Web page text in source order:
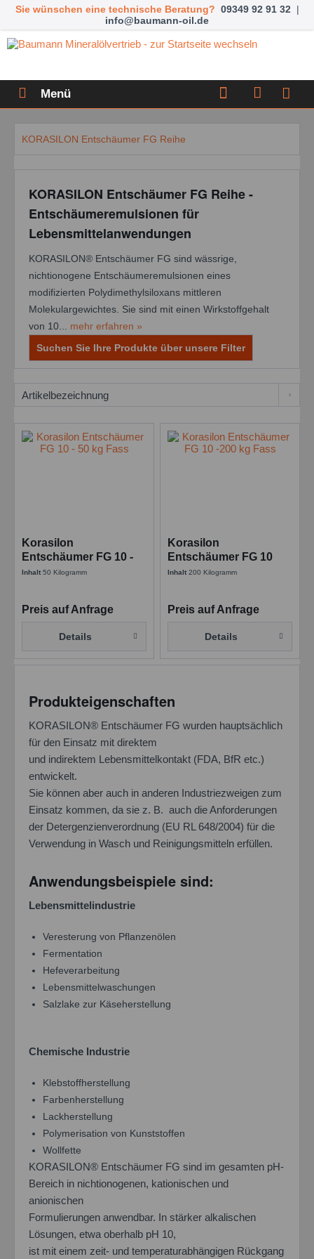
Sie wünschen eine technische Beratung? 09349 92 91 32 |
info@baumann-oil.de
Menü
KORASILON Entschäumer FG Reihe
KORASILON Entschäumer FG Reihe -
Entschäumeremulsionen für
Lebensmittelanwendungen
KORASILON® Entschäumer FG sind wässrige,
nichtionogene Entschäumeremulsionen eines
modifizierten Polydimethylsiloxans mittleren
Molekulargewichtes. Sie sind mit einen Wirkstoffgehalt
von 10... mehr erfahren »
Suchen Sie Ihre Produkte über unsere Filter
Korasilon
Entschäumer FG 10 -
50 kg Fass
Inhalt50 Kilogramm
Preis auf Anfrage
Details
Korasilon
Entschäumer FG 10
-200 kg Fass
Inhalt200 Kilogramm
Preis auf Anfrage
Details
Produkteigenschaften
KORASILON® Entschäumer FG wurden hauptsächlich
für den Einsatz mit direktem
und indirektem Lebensmittelkontakt (FDA, BfR etc.)
entwickelt.
Sie können aber auch in anderen Industriezweigen zum
Einsatz kommen, da sie z. B. auch die Anforderungen
der Detergenzienverordnung (EU RL 648/2004) für die
Verwendung in Wasch und Reinigungsmitteln erfüllen.
Anwendungsbeispiele sind:
Lebensmittelindustrie
Veresterung von Pflanzenölen
Fermentation
Hefeverarbeitung
Lebensmittelwaschungen
Salzlake zur Käseherstellung
Chemische Industrie
Klebstoffherstellung
Farbenherstellung
Lackherstellung
Polymerisation von Kunststoffen
Wollfette
KORASILON® Entschäumer FG sind im gesamten pH-
Bereich in nichtionogenen, kationischen und
anionischen
Formulierungen anwendbar. In stärker alkalischen
Lösungen, etwa oberhalb pH 10,
ist mit einem zeit- und temperaturabhängigen Rückgang